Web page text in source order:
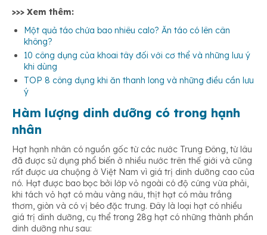
Hấp thu chất dinh dưỡng tốt hơn
Cải thiện xương và răng
Làm đẹp cho da
>>> Xem thêm:
Một quả táo chứa bao nhiêu calo? Ăn táo có lên cân
không?
10 công dụng của khoai tây đối với cơ thể và những lưu ý
khi dùng
TOP 8 công dụng khi ăn thanh long và những điều cần lưu
ý
Hàm lượng dinh dưỡng có trong hạnh
nhân
Hạt hạnh nhân có nguồn gốc từ các nước Trung Đông, từ lâu
đã được sử dụng phổ biến ở nhiều nước trên thế giới và cũng
rất được ưa chuộng ở Việt Nam vì giá trị dinh dưỡng cao của
nó. Hạt được bao bọc bởi lớp vỏ ngoài có độ cứng vừa phải,
khi tách vỏ hạt có màu vàng nâu, thịt hạt có màu trắng
thơm, giòn và có vị béo đặc trưng. Đây là loại hạt có nhiều
giá trị dinh dưỡng, cụ thể trong 28g hạt có những thành phần
dinh dưỡng như sau: